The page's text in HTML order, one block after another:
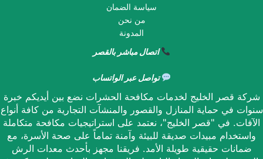
سياسة الضمان
من نحن
المدونة
اتصال مباشر بالقصر
تواصل عبر الواتساب
شركة قصر الخليج لخدمات مكافحة الحشرات نضع بين أيديكم خبرة
سنوات في حماية المنازل والقصور والمنشآت التجارية من كافة أنواع
الآفات. في "قصر الخليج"، نعتمد على استراتيجيات مكافحة متكاملة
واستخدام مبيدات صديقة للبيئة وآمنة تماماً على صحة الأسرة، مع
ضمانات حقيقية طويلة الأمد. فريقنا مجهز بأحدث معدات الرش